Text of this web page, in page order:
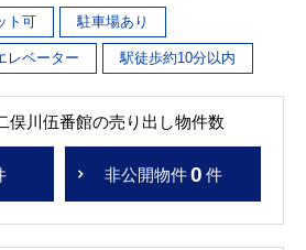
ト可 駐車場あり
レベーター 駅徒歩約10分以内
俣川伍番館の売り出し物件数
非公開物件 0 件